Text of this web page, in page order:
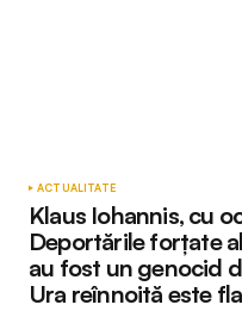
ACTUALITATE
Klaus Iohannis, cu
Deportările forțate
au fost un genocid
Ura reînnoită este